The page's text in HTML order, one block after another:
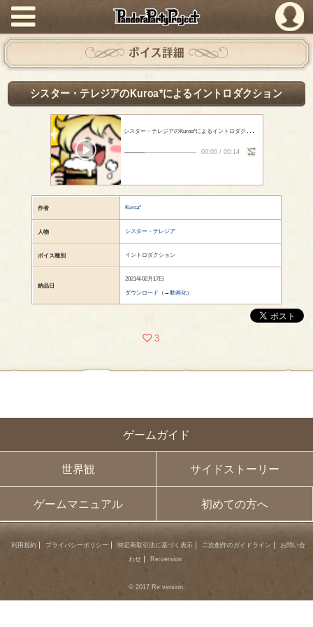
PandoraPartyProject
ゲームガイド
世界観 サイドストーリー
ゲームマニュアル 初めての方へ
ボイス詳細
シスター・テレジアのKuroa*によるイントロダクション
シ
スター・テレジアのKuroa*によるイントロダクション
00:00/ 00:14
作者 Kuroa*
人物 シスター・テレジア
ボイス種別 イントロダクション
納品日
2021年02月17日
ダウンロード （ →動画化）
3
利用規約 プライバシーポリシー 特定商取引法に基づく表示 二次創作のガイドライン
お問い合
わせ
Re:version
© 2017 Re:version.